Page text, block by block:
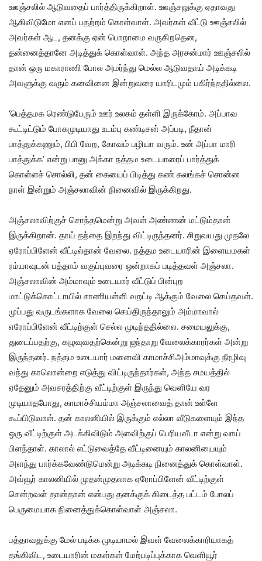
ஊஞ்சலில் ஆடுவதைப் பார்த்திருக்கிறாள். ஊஞ்சலுக்கு ஏதாவது
ஆகிவிடுமோ எனப் பதற்றம் கொள்வாள். அவர்கள் வீட்டு ஊஞ்சலில்
அவர்கள் ஆட, தனக்கு ஏன் பொறாமை வருகிறதென,
தன்னைத்தானே அடித்துக் கொள்வாள். அந்த அரசன்மார் ஊஞ்சலில்
தான் ஒரு மகாராணி போல அமர்ந்து மெல்ல ஆடுவதாய் அடிக்கடி
அவளுக்கு வரும் கனவினை இன்றுவரை யாரிடமும் பகிர்ந்ததில்லை.
‘பெத்தமக ரெண்டுபேரும் ஊர் உலகம் தள்ளி இருக்கோம். அப்பாவ
கூட்டிட்டும் போகமுடியாது உடம்பு கண்டிசன் அப்படி, நீதான்
பாத்துக்கணும், பிபி வேற, கோவம் பழியா வரும். உன் அப்பா மாரி
பாத்துக்க’ என்று பானு அக்கா நத்தம உடையாரைப் பார்த்துக்
கொள்ளச் சொல்லி, தன் கையைப் பிடித்து கண் கலங்கச் சொன்ன
நாள் இன்றும் அஞ்சலாவின் நினைவில் இருக்கிறது.
அஞ்சலாவிற்குச் சொந்தமென்று அவள் அண்ணன் மட்டும்தான்
இருக்கிறான். தாய் தந்தை இறந்து விட்டிருந்தனர். சிறுவயது முதலே
ஏரோப்பிளேன் வீட்டில்தான் வேலை. நத்தம உடையாரின் இளையமகள்
ரம்யாவுடன் பத்தாம் வகுப்புவரை ஒன்றாகப் படித்தவள் அஞ்சலா.
அஞ்சலாவின் அம்மாவும் உடையார் வீட்டுப் பின்புற
மாட்டுக்கொட்டாயில் சாணியள்ளி வறட்டி ஆக்கும் வேலை செய்தவள்.
முப்பது வருடங்களாக வேலை செய்திருந்தாலும் அம்மாவால்
எரோப்பிளேன் வீட்டிற்குள் செல்ல முடிந்ததில்லை. சமையலுக்கு,
துடைப்பதற்கு, கழுவுவதற்கென்று ஐந்தாறு வேலைக்காரர்கள் அன்று
இருந்தனர். நத்தம உடையார் மனைவி காமாச்சிஅம்மாவுக்கு நீரழிவு
வந்து காலொன்றை எடுத்து விட்டிருந்தார்கள், அந்த சமயத்தில்
ஏதேனும் அவசரத்திற்கு வீட்டிற்குள் இருந்து வெளியே வர
முடியாதபோது, காமாச்சியம்மா அஞ்சலாவைத் தான் உள்ளே
கூப்பிடுவாள். தன் காலனியில் இருக்கும் எல்லா வீடுகளையும் இந்த
ஒரு வீட்டிற்குள் அடக்கிவிடும் அளவிற்குப் பெரியவீடா என்று வாய்
பிளந்தாள். காலால் எட்டுவைத்தே வீட்டினையும் காலனியையும்
அளந்து பார்க்கவேண்டுமென்று அடிக்கடி நினைத்துக் கொள்வாள்.
அவ்வூர் காலனியில் முதன்முதலாக ஏரோப்பிளேன் வீட்டிற்குள்
சென்றவள் தான்தான் என்பது தனக்குக் கிடைத்த பட்டம் போலப்
பெருமையாக நினைத்துக்கொள்வாள் அஞ்சலா.
பத்தாவதுக்கு மேல் படிக்க முடியாமல் இவள் வேலைக்காரியாகத்
தங்கிவிட, உடையாரின் மகள்கள் மேற்படிப்புக்காக வெளியூர்